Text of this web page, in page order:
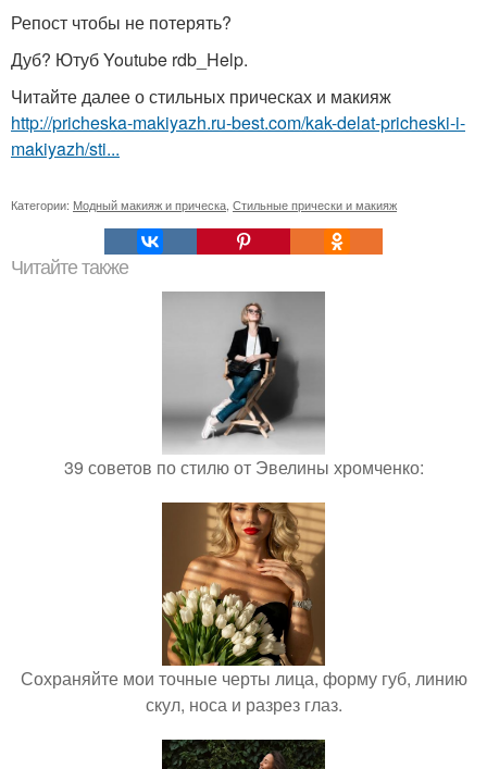
Репост чтобы не потерять?
Дуб? Ютуб Youtube rdb_Help.
Читайте далее о стильных прическах и макияж
http://pricheska-makiyazh.ru-best.com/kak-delat-pricheski-i-
makiyazh/sti...
Категории: Модный макияж и прическа Стильные прически и макияж
Читайте также
39 советов по стилю от Эвелины хромченко:
Сохраняйте мои точные черты лица, форму губ, линию
скул, носа и разрез глаз.